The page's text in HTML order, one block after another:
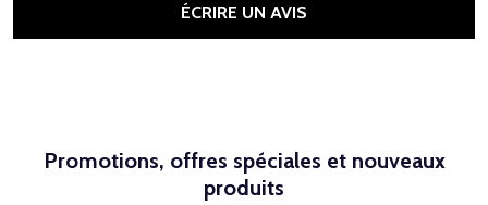
ÉCRIRE UN AVIS
Promotions, offres spéciales et nouveaux
produits